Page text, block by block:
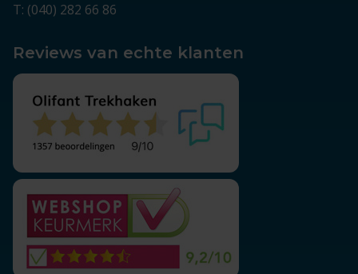
T: (040) 282 66 86
Reviews van echte klanten